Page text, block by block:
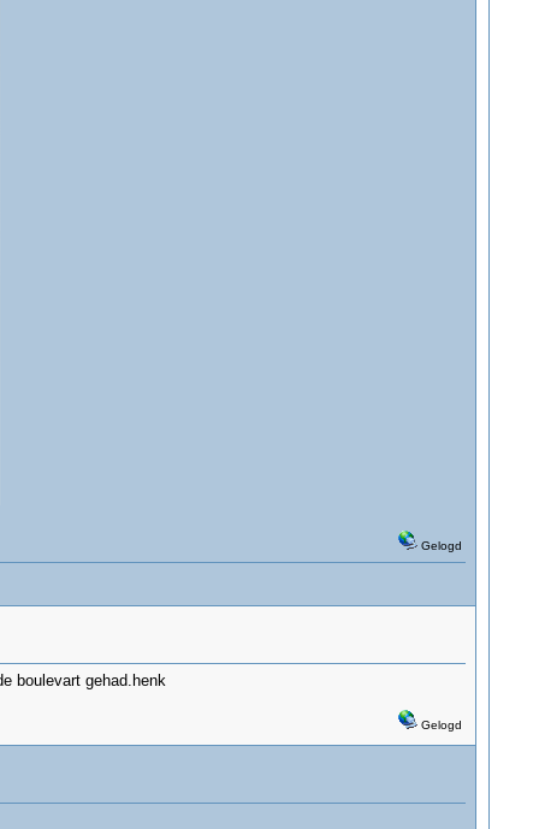
Gelogd
boulevart gehad.henk
Gelogd